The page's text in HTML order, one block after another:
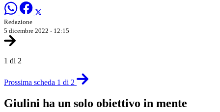
Redazione
5 dicembre 2022 - 12:15
1 di 2
Prossima scheda 1 di 2
Giulini ha un solo obiettivo in mente